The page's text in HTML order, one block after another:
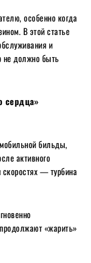
особенно когда
В этой статье
и
не должно быть
сердца»
бильды,
активного
— турбина
«жарить»